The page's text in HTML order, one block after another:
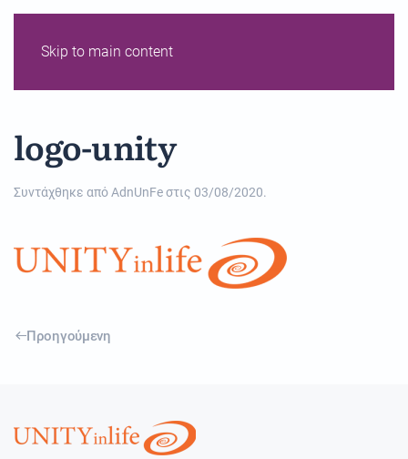
Skip to main content
logo-unity
Συντάχθηκε απόAdnUnFeστις 03/08/2020.
Προηγούμενη